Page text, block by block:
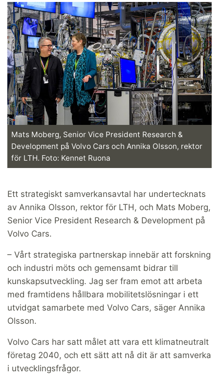
Mats Moberg, Senior Vice President Research &
Development på Volvo Cars och Annika Olsson, rektor
för LTH. Foto: Kennet Ruona
Ett strategiskt samverkansavtal har undertecknats
av Annika Olsson, rektor för LTH, och Mats Moberg,
Senior Vice President Research & Development på
Volvo Cars.
– Vårt strategiska partnerskap innebär att forskning
och industri möts och gemensamt bidrar till
kunskapsutveckling. Jag ser fram emot att arbeta
med framtidens hållbara mobilitetslösningar i ett
utvidgat samarbete med Volvo Cars, säger Annika
Olsson.
Volvo Cars har satt målet att vara ett klimatneutralt
företag 2040, och ett sätt att nå dit är att samverka
i utvecklingsfrågor.